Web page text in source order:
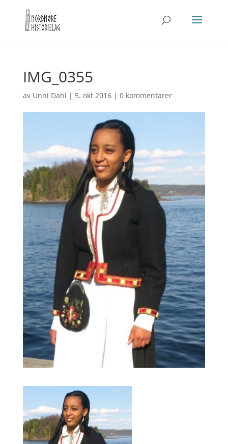
IMG_0355
av Unni Dahl | 5. okt 2016| 0 kommentarer